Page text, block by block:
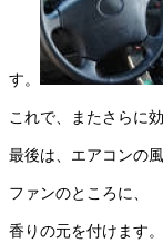
す。
これで、またさらに効
最後は、エアコンの風
ファンのところに、
香りの元を付けます。